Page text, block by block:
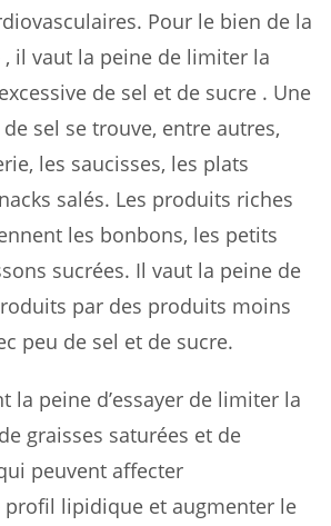
Pour le bien de la
il vaut la peine de limiter la
de sel et de sucre . Une
sel se trouve, entre autres,
les saucisses, les plats
salés. Les produits riches
les bonbons, les petits
sucrées. Il vaut la peine de
par des produits moins
peu de sel et de sucre.
la peine d’essayer de limiter la
graisses saturées et de
peuvent affecter
profil lipidique et augmenter le